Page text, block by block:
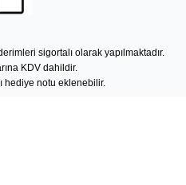
sigortalı olarak yapılmaktadır.
KDV dahildir.
hediye notu eklenebilir.